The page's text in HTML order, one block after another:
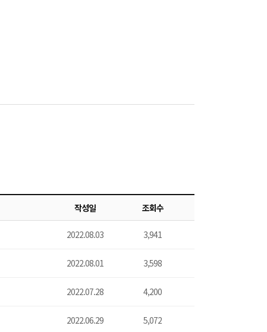
작성일 조회수
2022.08.03 3,941
2022.08.01 3,598
2022.07.28 4,200
2022.06.29 5,072